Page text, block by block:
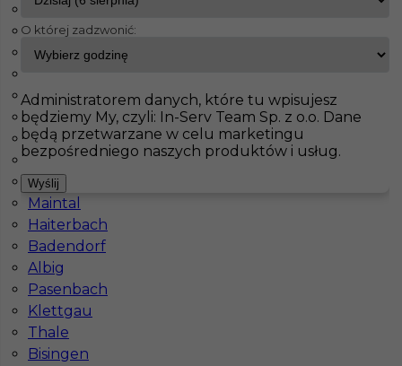
InServ Oferty pracy
Pokaż filtr
Born
Wachtberg
Fürstenfeldbruck
Jahnatal
Leinefelde Worbis
Ecklak
Brieselang
Langerringen
Maintal
Haiterbach
Badendorf
Albig
Pasenbach
Klettgau
Thale
Bisingen
Dekarz blacharz praca zagranica
Kategoria Prace budowlane
Lokalizacja
O której zadzwonić:
Administratorem danych, które tu wpisujesz
będziemy My, czyli: In-Serv Team Sp. z o.o. Dane
będą przetwarzane w celu marketingu
bezpośredniego naszych produktów i usług.
Wyślij